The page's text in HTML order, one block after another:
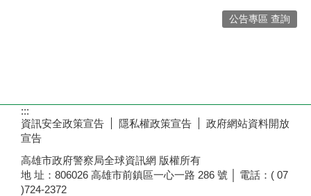
公告專區 查詢
:::
資訊安全政策宣告
隱私權政策宣告
政府網站資料開放
宣告
高雄市政府警察局全球資訊網 版權所有
地 址：806026 高雄市前鎮區一心一路 286 號 │ 電話：( 07
)724-2372